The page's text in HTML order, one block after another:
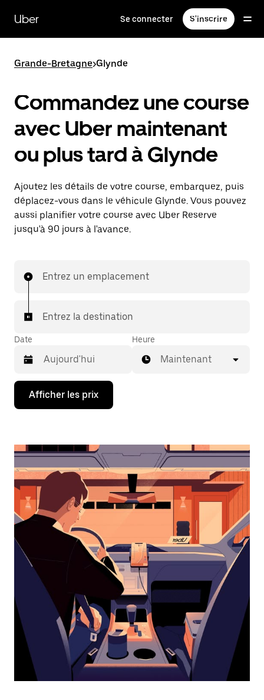
contenu
principal
Uber Se connecter S'inscrire
Grande-Bretagne>Glynde
Commandez une course
avec Uber maintenant
ou plus tard à Glynde
Ajoutez les détails de votre course, embarquez, puis
déplacez-vous dans le véhicule Glynde. Vous pouvez
aussi planifier votre course avec Uber Reserve
jusqu'à 90 jours à l'avance.
Entrez un emplacement
Entrez la destination
Date
Appuyez
la
bas
interagir
avec
calendrier
et
sélectionner
une
date.
Appuyez
d'échappement
pour
fermer
calendrier.
Heure
Maintenant
Afficher les prix